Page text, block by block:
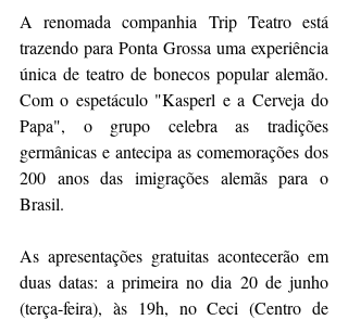
A renomada companhia Trip Teatro está
trazendo para Ponta Grossa uma experiência
única de teatro de bonecos popular alemão.
Com o espetáculo "Kasperl e a Cerveja do
Papa", o grupo celebra as tradições
germânicas e antecipa as comemorações dos
200 anos das imigrações alemãs para o
Brasil.
As apresentações gratuitas acontecerão em
duas datas: a primeira no dia 20 de junho
(terça-feira), às 19h, no Ceci (Centro de